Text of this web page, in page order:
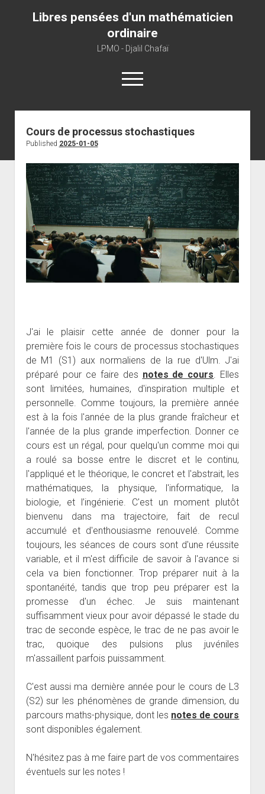
Libres pensées d'un mathématicien
ordinaire
LPMO - Djalil Chafaï
open
menu
Home
About libre pensée
About mathematics
About this blog
Cours de processus stochastiques
Published 2025-01-05
J'ai le plaisir cette année de donner pour la
première fois le cours de processus stochastiques
de M1 (S1) aux normaliens de la rue d'Ulm. J'ai
préparé pour ce faire des notes de cours. Elles
sont limitées, humaines, d'inspiration multiple et
personnelle. Comme toujours, la première année
est à la fois l'année de la plus grande fraîcheur et
l'année de la plus grande imperfection. Donner ce
cours est un régal, pour quelqu'un comme moi qui
a roulé sa bosse entre le discret et le continu,
l'appliqué et le théorique, le concret et l'abstrait, les
mathématiques, la physique, l'informatique, la
biologie, et l’ingénierie. C'est un moment plutôt
bienvenu dans ma trajectoire, fait de recul
accumulé et d'enthousiasme renouvelé. Comme
toujours, les séances de cours sont d'une réussite
variable, et il m'est difficile de savoir à l'avance si
cela va bien fonctionner. Trop préparer nuit à la
spontanéité, tandis que trop peu préparer est la
promesse d'un échec. Je suis maintenant
suffisamment vieux pour avoir dépassé le stade du
trac de seconde espèce, le trac de ne pas avoir le
trac, quoique des pulsions plus juvéniles
m'assaillent parfois puissamment.
C'est aussi ma dernière année pour le cours de L3
(S2) sur les phénomènes de grande dimension, du
parcours maths-physique, dont les notes de cours
sont disponibles également.
N'hésitez pas à me faire part de vos commentaires
éventuels sur les notes !